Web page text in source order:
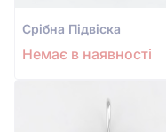
Срiбна Підвіска
Немає в наявності